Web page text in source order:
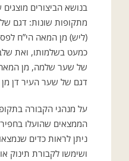
בנושא הביצורים
מתקופות שונות: דגם
(ליש) מן המאה הי”ח
כמעט בשלמותו, ואת
של שער שלמה, מן המאה
דגם של שער העיר דן
על מנהגי הקבורה
הממצאים שהועלו
ניתן לראות כדים
ושימשו לקבורת תינוק